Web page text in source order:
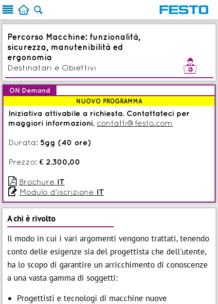
  
A chi è rivolto
Il modo in cui i vari argomenti vengono trattati, tenendo
conto delle esigenze sia del progettista che dell'utente,
ha lo scopo di garantire un arricchimento di conoscenze
a una vasta gamma di soggetti:
Progettisti e tecnologi di macchine nuove
ON Demand
NUOVO PROGRAMMA
Iniziativa attivabile a richiesta. Contattateci per
maggiori informazioni. contatti@festo.com
Durata: 5gg (40 ore)
Prezzo: € 2.300,00
 Brochure IT
 Modulo d'iscrizione IT
Percorso Macchine: funzionalità,
sicurezza, manutenibilità ed
ergonomia
Destinatari e Obiettivi
c